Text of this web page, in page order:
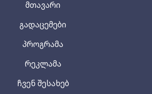
მთავარი
გადაცემები
პროგრამა
რეკლამა
ჩვენ შესახებ